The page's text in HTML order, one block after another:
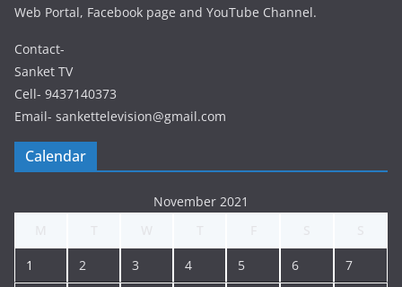
Web Portal, Facebook page and YouTube Channel.
Contact-
Sanket TV
Cell- 9437140373
Email- sankettelevision@gmail.com
Calendar
November 2021
1 2 3 4 5 6 7